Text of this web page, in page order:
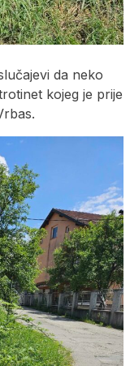
da neko
kojeg je prije